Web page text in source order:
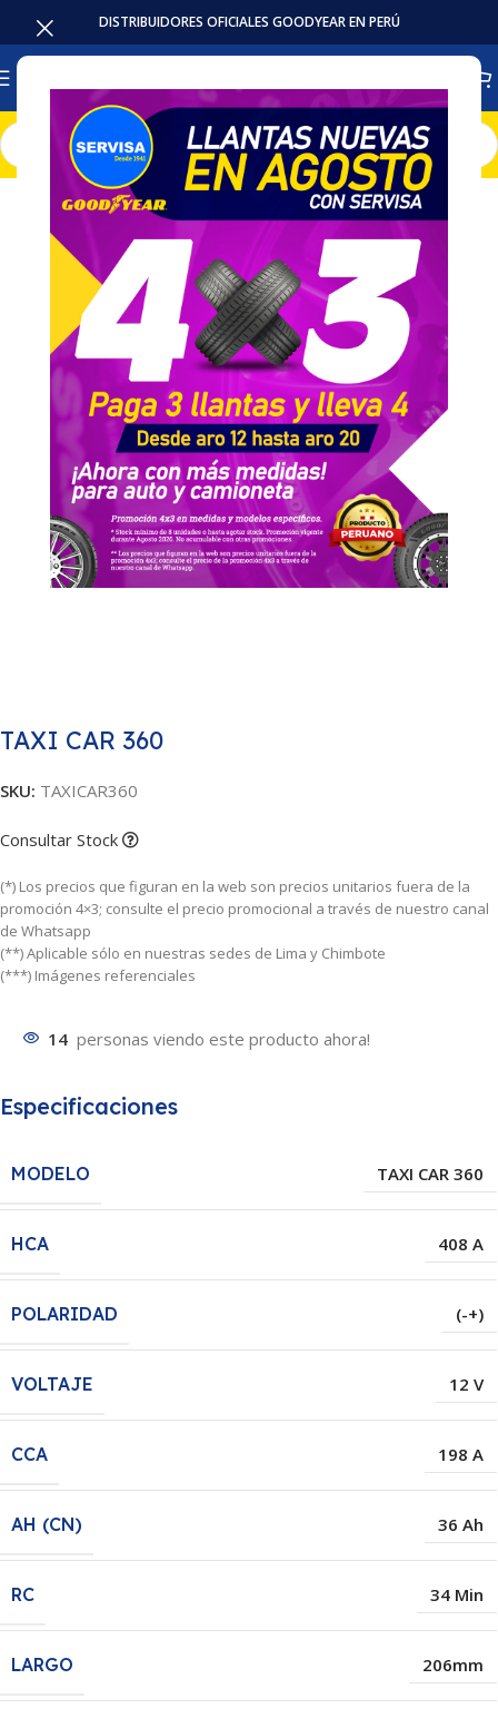
DISTRIBUIDORES OFICIALES GOODYEAR EN PERÚ
Inicio Baterias Intensivas
TAXI CAR 360
SKU: TAXICAR360
Consultar Stock
(*) Los precios que figuran en la web son precios unitarios fuera de la
promoción 4×3; consulte el precio promocional a través de nuestro canal
de Whatsapp
(**) Aplicable sólo en nuestras sedes de Lima y Chimbote
(***) Imágenes referenciales
14 personas viendo este producto ahora!
Especificaciones
MODELO TAXI CAR 360
HCA 408 A
POLARIDAD (-+)
VOLTAJE 12 V
CCA 198 A
AH (CN) 36 Ah
RC 34 Min
LARGO 206mm